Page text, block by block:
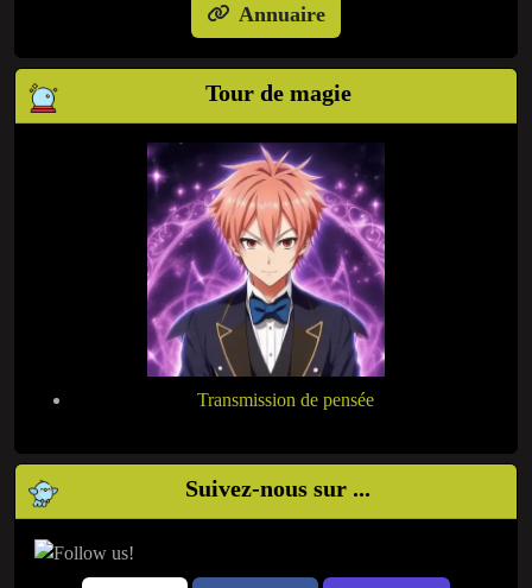
Annuaire
Tour de magie
Transmission de pensée
Suivez-nous sur ...